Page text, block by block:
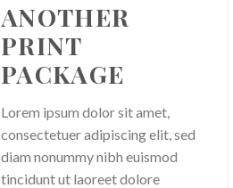
ANOTHER
PRINT
PACKAGE
Lorem ipsum dolor sit amet,
consectetuer adipiscing elit, sed
diam nonummy nibh euismod
tincidunt ut laoreet dolore